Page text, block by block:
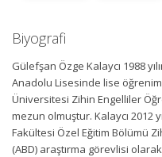
Biyografi
Gülefşan Özge Kalaycı 1988
Anadolu Lisesinde lise
Üniversitesi Zihin Engelliler
mezun olmuştur. Kalaycı 2012
Fakültesi Özel Eğitim Bölümü
(ABD) araştırma görevlisi olarak